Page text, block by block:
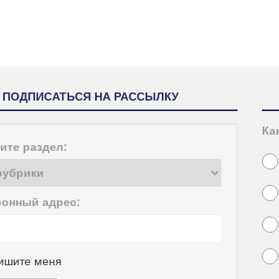
ПОДПИСАТЬСЯ НА РАССЫЛКУ
раздел:
адрес:
меня